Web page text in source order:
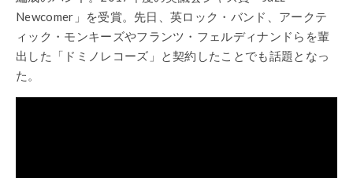
Newcomer」を受賞。先日、英ロック・バンド、アークテ
ィック・モンキーズやフランツ・フェルディナンドらを輩
出した「ドミノレコーズ」と契約したことでも話題となっ
た。